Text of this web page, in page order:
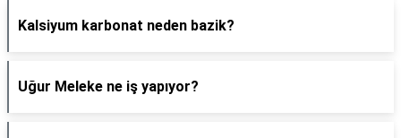
Kalsiyum karbonat neden bazik?
Uğur Meleke ne iş yapıyor?